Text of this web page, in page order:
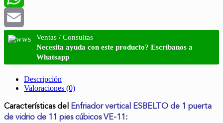
WhatsApp
Email
Ventas / Consultas
Necesita ayuda con este producto? Escríbanos a
Whatsapp
Descripción
Valoraciones (0)
Características del Enfriador vertical ESBELTO de 1 puerta
de vidrio de 11 pies cúbicos VE-11: